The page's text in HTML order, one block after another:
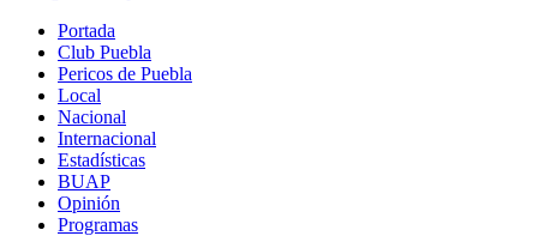
Portada
Club Puebla
Pericos de Puebla
Local
Nacional
Internacional
Estadísticas
BUAP
Opinión
Programas